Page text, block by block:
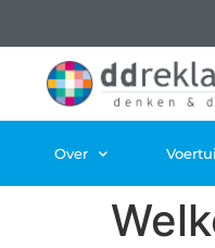
Over